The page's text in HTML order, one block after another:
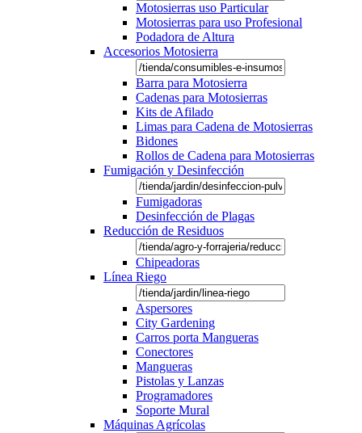
Motosierras uso Particular
Motosierras para uso Profesional
Podadora de Altura
Accesorios Motosierra
Barra para Motosierra
Cadenas para Motosierras
Kits de Afilado
Limas para Cadena de Motosierras
Bidones
Rollos de Cadena para Motosierras
Fumigación y Desinfección
Fumigadoras
Desinfección de Plagas
Reducción de Residuos
Chipeadoras
Línea Riego
Aspersores
City Gardening
Carros porta Mangueras
Conectores
Mangueras
Pistolas y Lanzas
Programadores
Soporte Mural
Máquinas Agrícolas